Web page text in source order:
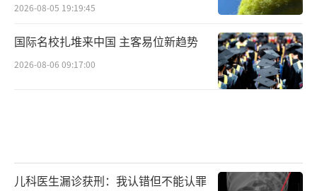
2026-08-05 19:19:45
国际名校扎堆来中国 主客易位新趋势
2026-08-06 09:17:00
儿科医生漏诊获刑：我认错但不能认罪